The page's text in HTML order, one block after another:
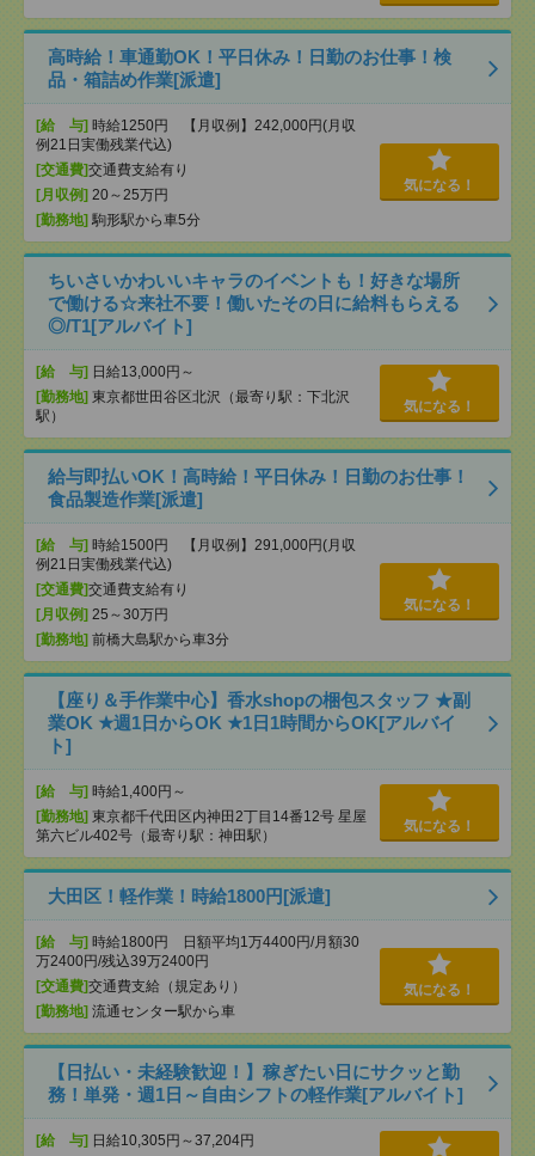
高時給！車通勤OK！平日休み！日勤のお仕事！検
品・箱詰め作業[派遣]
[給 与] 時給1250円 【月収例】242,000円(月収
例21日実働残業代込)
[交通費]交通費支給有り
[月収例] 20～25万円
[勤務地] 駒形駅から車5分
気になる！
ちいさいかわいいキャラのイベントも！好きな場所
で働ける☆来社不要！働いたその日に給料もらえる
◎/T1[アルバイト]
[給 与] 日給13,000円～
[勤務地] 東京都世田谷区北沢（最寄り駅：下北沢
駅）
気になる！
給与即払いOK！高時給！平日休み！日勤のお仕事！
食品製造作業[派遣]
[給 与] 時給1500円 【月収例】291,000円(月収
例21日実働残業代込)
[交通費]交通費支給有り
[月収例] 25～30万円
[勤務地] 前橋大島駅から車3分
気になる！
【座り＆手作業中心】香水shopの梱包スタッフ ★副
業OK ★週1日からOK ★1日1時間からOK[アルバイ
ト]
[給 与] 時給1,400円～
[勤務地] 東京都千代田区内神田2丁目14番12号 星屋
第六ビル402号（最寄り駅：神田駅）
気になる！
大田区！軽作業！時給1800円[派遣]
[給 与] 時給1800円 日額平均1万4400円/月額30
万2400円/残込39万2400円
[交通費]交通費支給（規定あり）
[勤務地] 流通センター駅から車
気になる！
【日払い・未経験歓迎！】稼ぎたい日にサクッと勤
務！単発・週1日～自由シフトの軽作業[アルバイト]
[給 与] 日給10,305円～37,204円